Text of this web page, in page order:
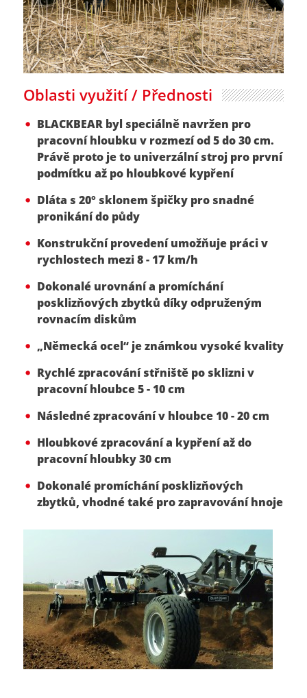
Oblasti využití / Přednosti
BLACKBEAR byl speciálně navržen pro
pracovní hloubku v rozmezí od 5 do 30 cm.
Právě proto je to univerzální stroj pro první
podmítku až po hloubkové kypření
Dláta s 20° sklonem špičky pro snadné
pronikání do půdy
Konstrukční provedení umožňuje práci v
rychlostech mezi 8 - 17 km/h
Dokonalé urovnání a promíchání
posklizňových zbytků díky odpruženým
rovnacím diskům
„Německá ocel“ je známkou vysoké kvality
Rychlé zpracování střniště po sklizni v
pracovní hloubce 5 - 10 cm
Následné zpracování v hloubce 10 - 20 cm
Hloubkové zpracování a kypření až do
pracovní hloubky 30 cm
Dokonalé promíchání posklizňových
zbytků, vhodné také pro zapravování hnoje